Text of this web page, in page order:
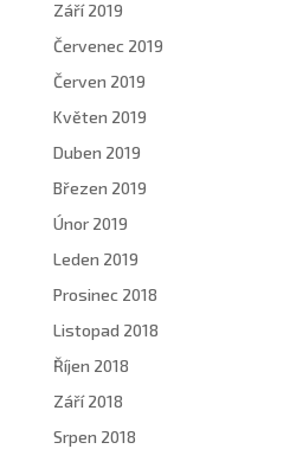
Září 2019
Červenec 2019
Červen 2019
Květen 2019
Duben 2019
Březen 2019
Únor 2019
Leden 2019
Prosinec 2018
Listopad 2018
Říjen 2018
Září 2018
Srpen 2018